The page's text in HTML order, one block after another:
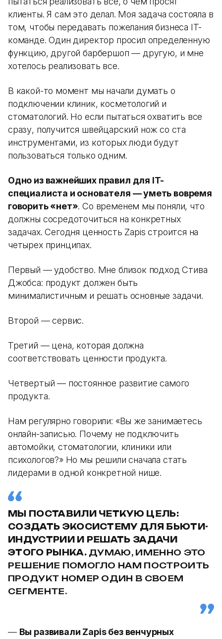
клиенты. Я сам это делал. Моя задача состояла в
том, чтобы передавать пожелания бизнеса IT-
команде. Один директор просил определенную
функцию, другой барбершоп — другую, и мне
хотелось реализовать все.
В какой-то момент мы начали думать о
подключении клиник, косметологий и
стоматологий. Но если пытаться охватить все
сразу, получится швейцарский нож со ста
инструментами, из которых люди будут
пользоваться только одним.
Одно из важнейших правил для IT-
специалиста и основателя — уметь вовремя
говорить «нет». Со временем мы поняли, что
должны сосредоточиться на конкретных
задачах. Сегодня ценность Zapis строится на
четырех принципах.
Первый — удобство. Мне близок подход Стива
Джобса: продукт должен быть
минималистичным и решать основные задачи.
Второй — сервис.
Третий — цена, которая должна
соответствовать ценности продукта.
Четвертый — постоянное развитие самого
продукта.
Нам регулярно говорили: «Вы же занимаетесь
онлайн-записью. Почему не подключить
автомойки, стоматологии, клиники или
психологов?» Но мы решили сначала стать
лидерами в одной конкретной нише.
МЫ ПОСТАВИЛИ ЧЕТКУЮ ЦЕЛЬ:
СОЗДАТЬ ЭКОСИСТЕМУ ДЛЯ БЬЮТИ-
ИНДУСТРИИ И РЕШАТЬ ЗАДАЧИ
ЭТОГО РЫНКА. ДУМАЮ, ИМЕННО ЭТО
РЕШЕНИЕ ПОМОГЛО НАМ ПОСТРОИТЬ
ПРОДУКТ НОМЕР ОДИН В СВОЕМ
СЕГМЕНТЕ.
— Вы развивали Zapis без венчурных